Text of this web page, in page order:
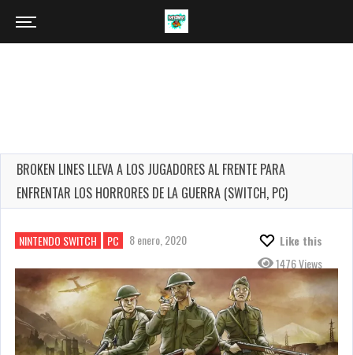
BROKEN LINES LLEVA A LOS JUGADORES AL FRENTE PARA
ENFRENTAR LOS HORRORES DE LA GUERRA (SWITCH, PC)
NINTENDO SWITCH PC 8 enero, 2020
Like this
1476 Views